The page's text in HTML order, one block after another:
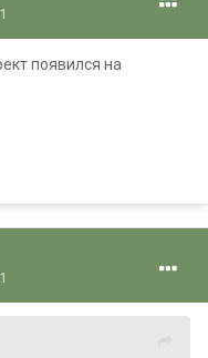
появился на